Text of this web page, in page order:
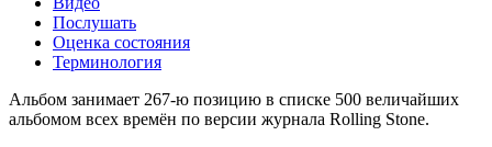
Послушать
Оценка состояния
Терминология
Альбом занимает 267-ю позицию в списке 500 величайших
альбомом всех времён по версии журнала Rolling Stone.